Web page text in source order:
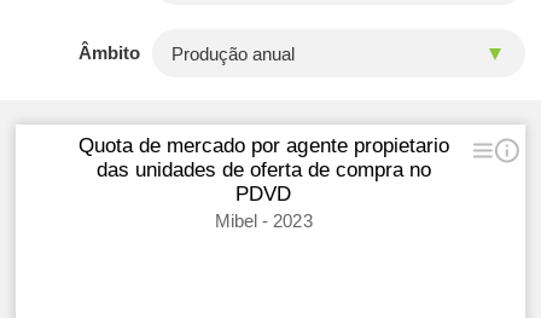
Âmbito
Quota de mercado por agente propietario
das unidades de oferta de compra no
PDVD
Mibel - 2023